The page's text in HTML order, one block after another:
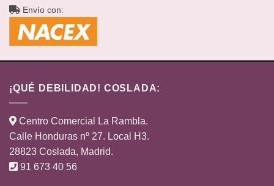
Envío con:
¡QUÉ DEBILIDAD! COSLADA:
Centro Comercial La Rambla.
Calle Honduras nº 27. Local H3.
28823 Coslada, Madrid.
91 673 40 56